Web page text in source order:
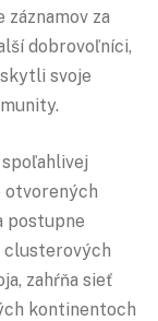
za
dobrovoľníci,
svoje
postupne
clusterových
zahŕňa sieť
kontinentoch